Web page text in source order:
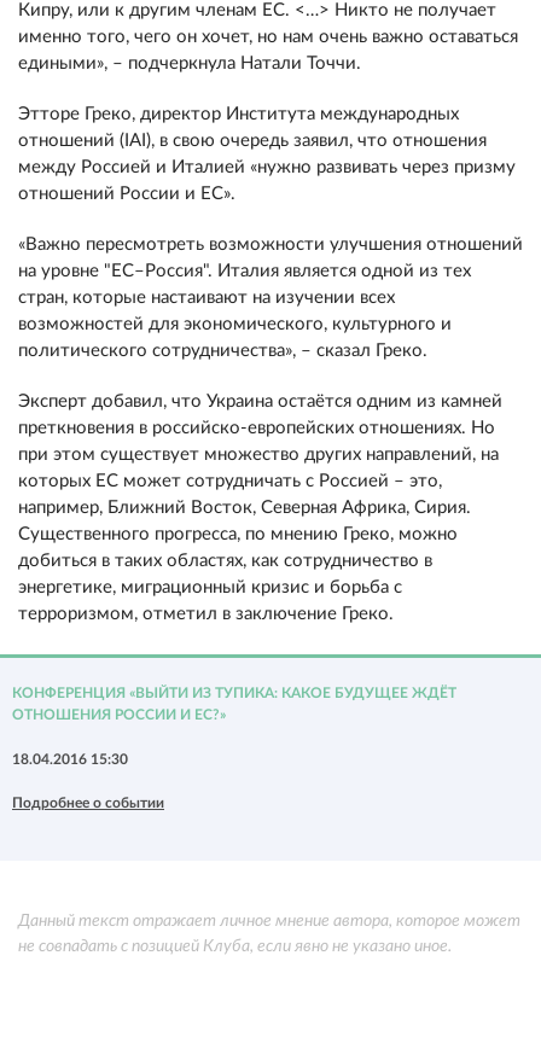
Кипру, или к другим членам ЕС. <…> Никто не получает
именно того, чего он хочет, но нам очень важно оставаться
едиными», – подчеркнула Натали Точчи.
Этторе Греко, директор Института международных
отношений (IAI), в свою очередь заявил, что отношения
между Россией и Италией «нужно развивать через призму
отношений России и ЕС».
«Важно пересмотреть возможности улучшения отношений
на уровне "ЕС–Россия". Италия является одной из тех
стран, которые настаивают на изучении всех
возможностей для экономического, культурного и
политического сотрудничества», – сказал Греко.
Эксперт добавил, что Украина остаётся одним из камней
преткновения в российско-европейских отношениях. Но
при этом существует множество других направлений, на
которых ЕС может сотрудничать с Россией – это,
например, Ближний Восток, Северная Африка, Сирия.
Существенного прогресса, по мнению Греко, можно
добиться в таких областях, как сотрудничество в
энергетике, миграционный кризис и борьба с
терроризмом, отметил в заключение Греко.
КОНФЕРЕНЦИЯ «ВЫЙТИ ИЗ ТУПИКА: КАКОЕ БУДУЩЕЕ ЖДЁТ
ОТНОШЕНИЯ РОССИИ И ЕС?»
18.04.2016 15:30
Подробнее о событии
Данный текст отражает личное мнение автора, которое может
не совпадать с позицией Клуба, если явно не указано иное.